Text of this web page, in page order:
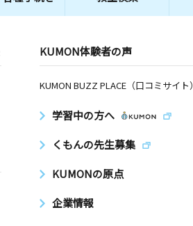
KUMON体験者の声
KUMON BUZZ PLACE（口コミサイト）
学習中の方へ
くもんの先生募集
KUMONの原点
企業情報